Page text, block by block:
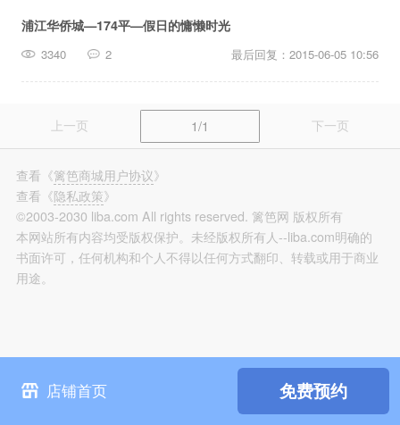
浦江华侨城—174平—假日的慵懒时光
3340 2 最后回复：2015-06-05 10:56
上一页 1/1 下一页
店铺首页 免费预约
查看 《篱笆商城用户协议》
查看 《隐私政策》
©2003-2030 liba.com All rights reserved. 篱笆网 版权所有
本网站所有内容均受版权保护。未经版权所有人--liba.com明确的
书面许可，任何机构和个人不得以任何方式翻印、转载或用于商业
用途。